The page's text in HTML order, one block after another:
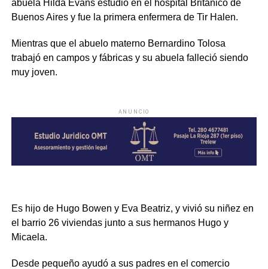
abuela Hilda Evans estudió en el hospital Británico de
Buenos Aires y fue la primera enfermera de Tir Halen.
Mientras que el abuelo materno Bernardino Tolosa
trabajó en campos y fábricas y su abuela falleció siendo
muy joven.
ANUNCIO
Es hijo de Hugo Bowen y Eva Beatriz, y vivió su niñez en
el barrio 26 viviendas junto a sus hermanos Hugo y
Micaela.
Desde pequeño ayudó a sus padres en el comercio